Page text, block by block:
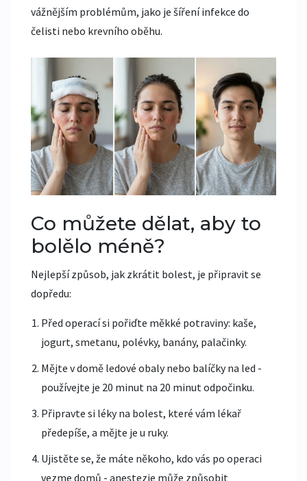
vážnějším problémům, jako je šíření infekce do
čelisti nebo krevního oběhu.
Co můžete dělat, aby to
bolělo méně?
Nejlepší způsob, jak zkrátit bolest, je připravit se
dopředu:
Před operací si pořiďte měkké potraviny: kaše,
jogurt, smetanu, polévky, banány, palačinky.
Mějte v domě ledové obaly nebo balíčky na led -
používejte je 20 minut na 20 minut odpočinku.
Připravte si léky na bolest, které vám lékař
předepíše, a mějte je u ruky.
Ujistěte se, že máte někoho, kdo vás po operaci
vezme domů - anestezie může způsobit